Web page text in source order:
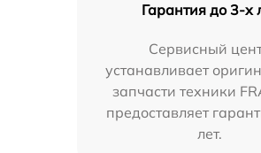
Гарантия до 3-х
Сервисный
устанавливает
запчасти техники
предоставляет
лет.